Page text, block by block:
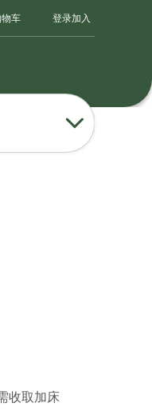
车 登录加入
收取加床